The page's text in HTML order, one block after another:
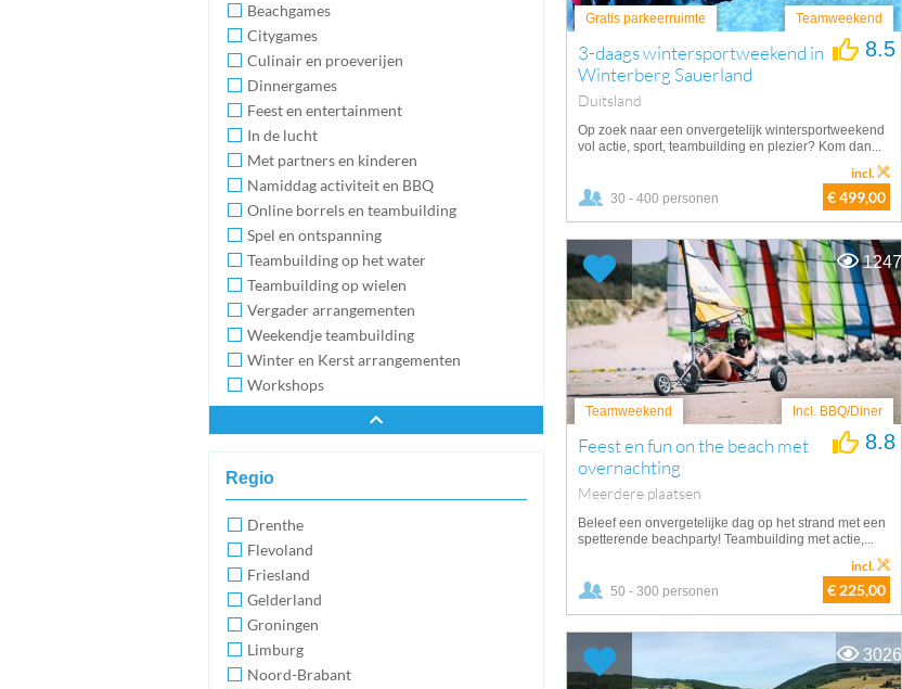
Beachgames
Citygames
Culinair en proeverijen
Dinnergames
Feest en entertainment
In de lucht
Met partners en kinderen
Namiddag activiteit en BBQ
Online borrels en teambuilding
Spel en ontspanning
Teambuilding op het water
Teambuilding op wielen
Vergader arrangementen
Weekendje teambuilding
Winter en Kerst arrangementen
Workshops
Regio
Drenthe
Flevoland
Friesland
Gelderland
Groningen
Limburg
Noord-Brabant
Gratis parkeerruimte Teamweekend
3-daags wintersportweekend in
Winterberg Sauerland
Duitsland
8.5
Op zoek naar een onvergetelijk wintersportweekend
vol actie, sport, teambuilding en plezier? Kom dan...
30 - 400 personen € 499,00
incl.
Teamweekend Incl. BBQ/Diner
Feest en fun on the beach met
overnachting
Meerdere plaatsen
8.8
Beleef een onvergetelijke dag op het strand met een
spetterende beachparty! Teambuilding met actie,...
50 - 300 personen € 225,00
incl.
1247
3026